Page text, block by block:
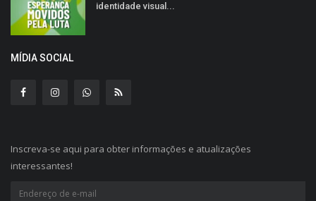
identidade visual...
MÍDIA SOCIAL
Inscreva-se aqui para obter informações e atualizações
interessantes!